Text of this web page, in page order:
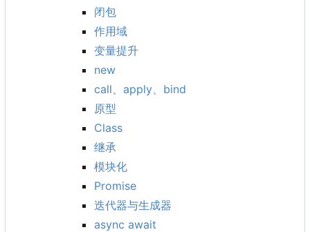
闭包
作用域
变量提升
new
call、apply、bind
原型
Class
继承
模块化
Promise
迭代器与生成器
async await